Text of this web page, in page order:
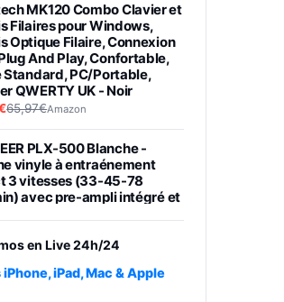
MK120 Combo Clavier et
Filaires pour Windows,
Optique Filaire, Connexion
And Play, Confortable,
Standard, PC/Portable,
QWERTY UK - Noir
65,97€Amazon
PLX-500 Blanche -
vinyle à entraénement
3 vitesses (33-45-78
avec pre-ampli intégré et
SAMSUNG Galaxy
en Live 24h/24
iPad, Mac & Apple